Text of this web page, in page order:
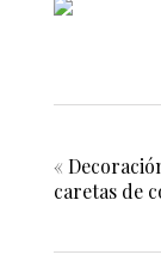
«
caretas de